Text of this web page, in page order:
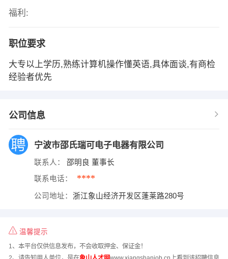
福利:
职位要求
大专以上学历,熟练计算机操作懂英语,具体面谈,有商检
经验者优先
公司信息
宁波市邵氏瑞可电子电器有限公司
联系人： 邵明良 董事长
联系电话： ****
公司地址： 浙江象山经济开发区蓬莱路280号
温馨提示
1、本平台仅供信息发布，不会收取押金、保证金！